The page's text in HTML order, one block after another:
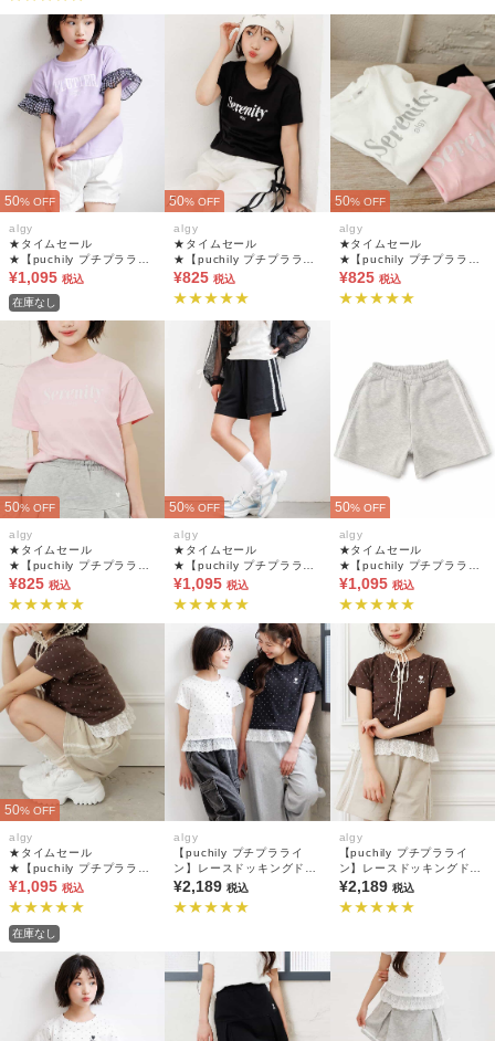
50% OFF
algy
★タイムセール
★【puchily プチプラライ
ン】シフォンフリルTシャ
¥1,095 税込
在庫なし
50% OFF
algy
★タイムセール
★【puchily プチプラライ
ン】パールロゴTシャツ
¥825 税込
50% OFF
algy
★タイムセール
★【puchily プチプラライ
ン】パールロゴTシャツ
¥825 税込
50% OFF
algy
★タイムセール
★【puchily プチプラライ
ン】パールロゴTシャツ
¥825 税込
50% OFF
algy
★タイムセール
★【puchily プチプラライ
ン】サイドレースラインシ
ョーパン
¥1,095 税込
50% OFF
algy
★タイムセール
★【puchily プチプラライ
ン】サイドレースラインシ
ョーパン
¥1,095 税込
50% OFF
algy
★タイムセール
★【puchily プチプラライ
ン】サイドレースラインシ
ョーパン
¥1,095 税込
在庫なし
algy
【puchily プチプラライ
ン】レースドッキングドッ
トT
¥2,189税込
algy
【puchily プチプラライ
ン】レースドッキングドッ
トT
¥2,189 税込